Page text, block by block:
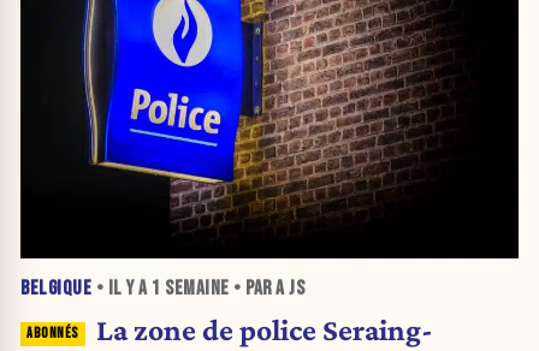
BELGIQUE • IL Y A 1 SEMAINE • PAR A JS
La zone de police Seraing-